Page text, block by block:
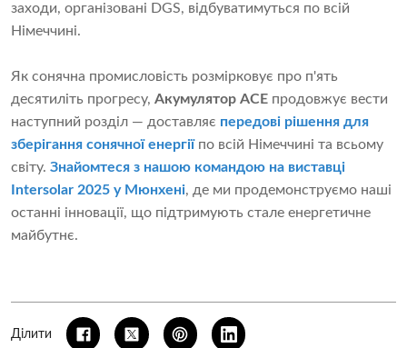
заходи, організовані DGS, відбуватимуться по всій
Німеччині.
Як сонячна промисловість розмірковує про п'ять
десятиліть прогресу, Акумулятор ACE продовжує вести
наступний розділ — доставляє передові рішення для
зберігання сонячної енергіїпо всій Німеччині та всьому
світу. Знайомтеся з нашою командою на виставці
Intersolar 2025 у Мюнхені, де ми продемонструємо наші
останні інновації, що підтримують стале енергетичне
майбутнє.
Ділити